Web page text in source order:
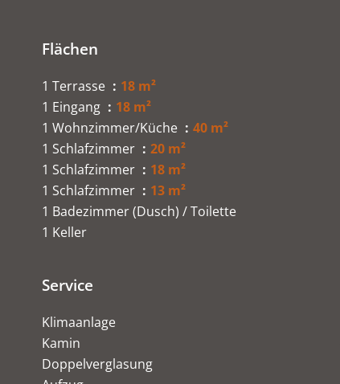
Flächen
1 Terrasse
18 m²
1 Eingang
18 m²
1 Wohnzimmer/Küche
40 m²
1 Schlafzimmer
20 m²
1 Schlafzimmer
18 m²
1 Schlafzimmer
13 m²
1 Badezimmer (Dusch) / Toilette
1 Keller
Service
Klimaanlage
Kamin
Doppelverglasung